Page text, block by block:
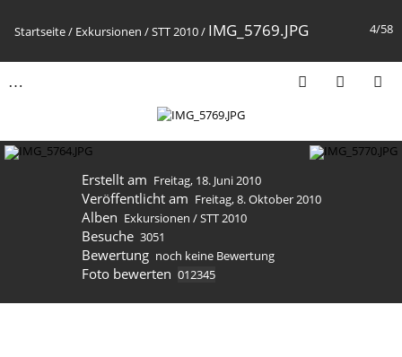
4/58
Startseite/ Exkursionen /STT 2010/ IMG_5769.JPG
Erstellt am Freitag, 18. Juni 2010
Veröffentlicht am Freitag, 8. Oktober 2010
Alben Exkursionen /STT 2010
Besuche 3051
Bewertung noch keine Bewertung
Foto bewerten